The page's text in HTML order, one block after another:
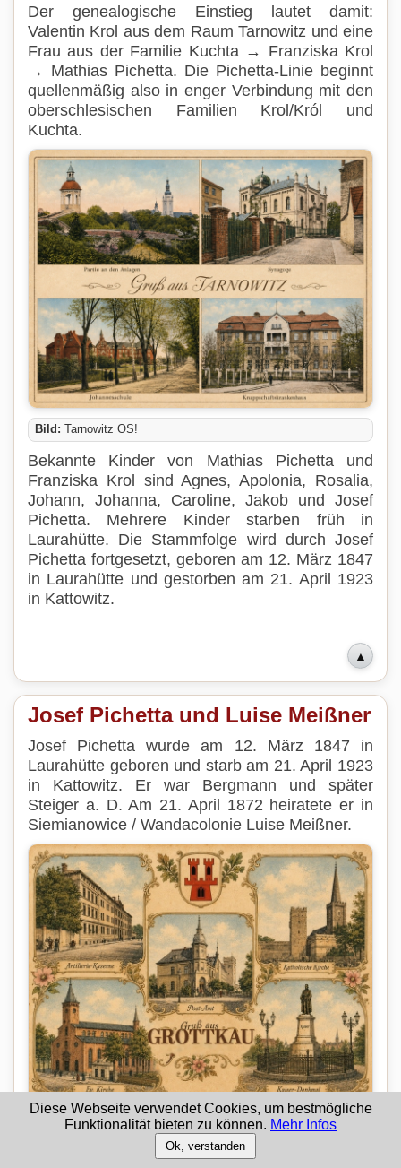
Der genealogische Einstieg lautet damit:
Valentin Krol aus dem Raum Tarnowitz und eine
Frau aus der Familie Kuchta → Franziska Krol
→ Mathias Pichetta. Die Pichetta-Linie beginnt
quellenmäßig also in enger Verbindung mit den
oberschlesischen Familien Krol/Król und
Kuchta.
Bild: Tarnowitz OS!
Bekannte Kinder von Mathias Pichetta und
Franziska Krol sind Agnes, Apolonia, Rosalia,
Johann, Johanna, Caroline, Jakob und Josef
Pichetta. Mehrere Kinder starben früh in
Laurahütte. Die Stammfolge wird durch Josef
Pichetta fortgesetzt, geboren am 12. März 1847
in Laurahütte und gestorben am 21. April 1923
in Kattowitz.
▲
Josef Pichetta und Luise Meißner
Josef Pichetta wurde am 12. März 1847 in
Laurahütte geboren und starb am 21. April 1923
in Kattowitz. Er war Bergmann und später
Steiger a. D. Am 21. April 1872 heiratete er in
Siemianowice / Wandacolonie Luise Meißner.
Grottkau / Grodków – St. Michael Erzengel
Luise Meißner wurde am 22. Juli 1849 in
Diese Webseite verwendet Cookies, um bestmögliche
Funktionalität bieten zu können. Mehr Infos
Ok, verstanden